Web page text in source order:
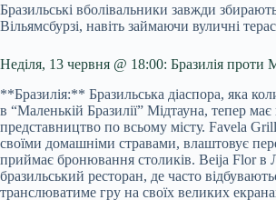
Бразильські вболівальники завжди
Вільямсбурзі, навіть займаючи вуличні
Неділя, 13 червня @ 18:00: Бразилія проти
**Бразилія:** Бразильська діаспора, яка
в “Маленькій Бразилії” Мідтауна, тепер
представництво по всьому місту. Favela
своїми домашніми стравами, влаштовує
приймає бронювання столиків. Beija Flor в
бразильський ресторан, де часто
транслюватиме гру на своїх великих